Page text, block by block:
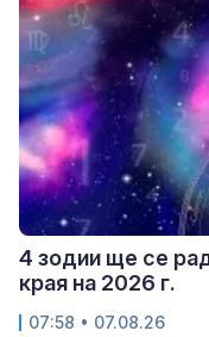
4 зодии ще се
края на 2026 г.
07:58 • 07.08.26